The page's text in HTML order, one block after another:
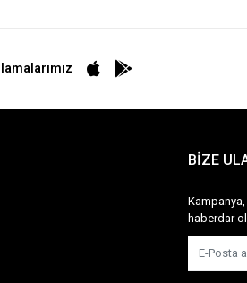
BİZE
haberdar